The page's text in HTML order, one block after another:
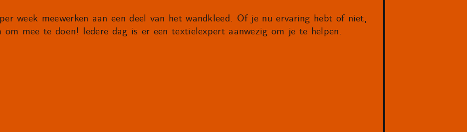
week meewerken aan een deel van het wandkleed. Of je nu ervaring hebt of niet,
om mee te doen! Iedere dag is er een textielexpert aanwezig om je te helpen.